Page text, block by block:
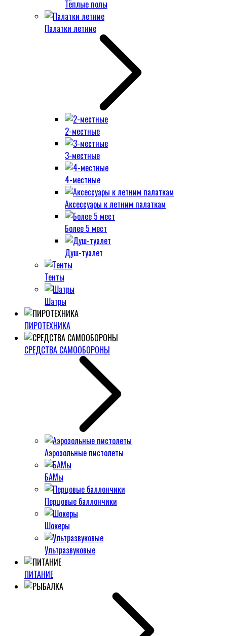
Тёплые полы
Палатки летние
2-местные
3-местные
4-местные
Аксессуары к летним палаткам
Более 5 мест
Душ-туалет
Тенты
Шатры
ПИРОТЕХНИКА
СРЕДСТВА САМООБОРОНЫ
Аэрозольные пистолеты
БАМы
Перцовые баллончики
Шокеры
Ультразвуковые
ПИТАНИЕ